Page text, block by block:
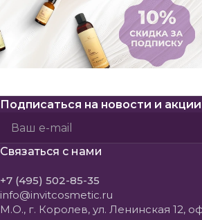
Подписаться на новости и акции
Политикой конфиденциальности
Связаться с нами
+7 (495) 502-85-35
info@invitcosmetic.ru
М.О., г. Королев, ул. Ленинская 12,